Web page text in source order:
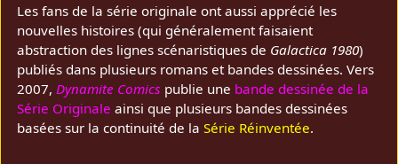
Les fans de la série originale ont aussi apprécié les
nouvelles histoires (qui généralement faisaient
abstraction des lignes scénaristiques de Galactica 1980)
publiés dans plusieurs romans et bandes dessinées. Vers
2007, Dynamite Comics publie une bande dessinée de la
Série Originale ainsi que plusieurs bandes dessinées
basées sur la continuité de laSérie Réinventée.